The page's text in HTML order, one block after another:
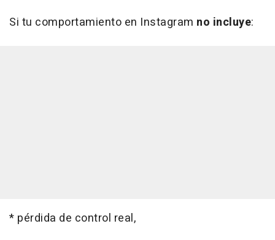
Si tu comportamiento en Instagram no incluye:
* pérdida de control real,